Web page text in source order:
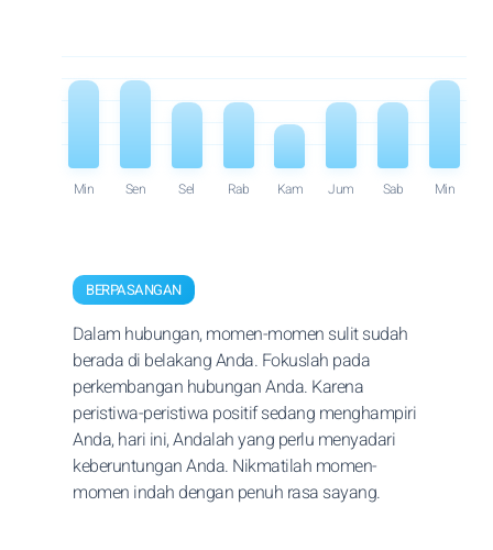
Min Sen Sel Rab Kam Jum Sab Min
BERPASANGAN
Dalam hubungan, momen-momen sulit sudah
berada di belakang Anda. Fokuslah pada
perkembangan hubungan Anda. Karena
peristiwa-peristiwa positif sedang menghampiri
Anda, hari ini, Andalah yang perlu menyadari
keberuntungan Anda. Nikmatilah momen-
momen indah dengan penuh rasa sayang.